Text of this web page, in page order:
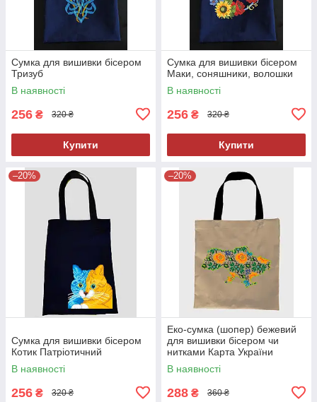
Сумка для вишивки бісером
Тризуб
В наявності
256 ₴ 320 ₴
Купити
Сумка для вишивки бісером
Маки, соняшники, волошки
В наявності
256 ₴ 320 ₴
Купити
–20%
Сумка для вишивки бісером
Котик Патріотичний
В наявності
256 ₴ 320 ₴
–20%
Еко-сумка (шопер) бежевий
для вишивки бісером чи
нитками Карта України
В наявності
288 ₴ 360 ₴